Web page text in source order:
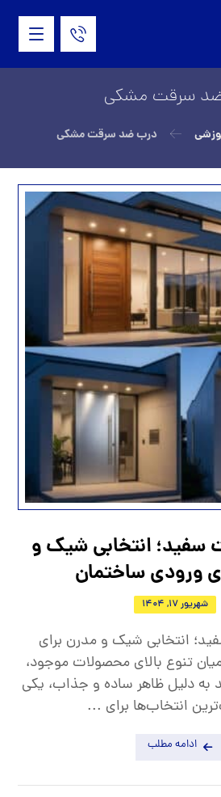
سرقت مشکی
درب ضد سرقت مشکی
انتخابی شیک و
ورودی ساختمان
شهریور 17, 1404
انتخابی شیک و مدرن برای
تنوع بالای محصولات موجود،
دلیل ظاهر ساده و جذاب، یکی
انتخاب‌ها برای ...
ادامه مطلب